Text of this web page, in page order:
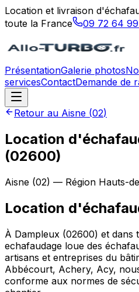
Location et livraison
toute la France
09 72 64
PrésentationGalerie photos
servicesContactDemande de
Retour au Aisne (02)
Location
(02600)
Aisne (02) — Région Hauts-
Location
À Dampleux (02600) et dans
echafaudage loue des
artisans et entreprises du
Abbécourt, Achery, Acy,
conforme aux normes de